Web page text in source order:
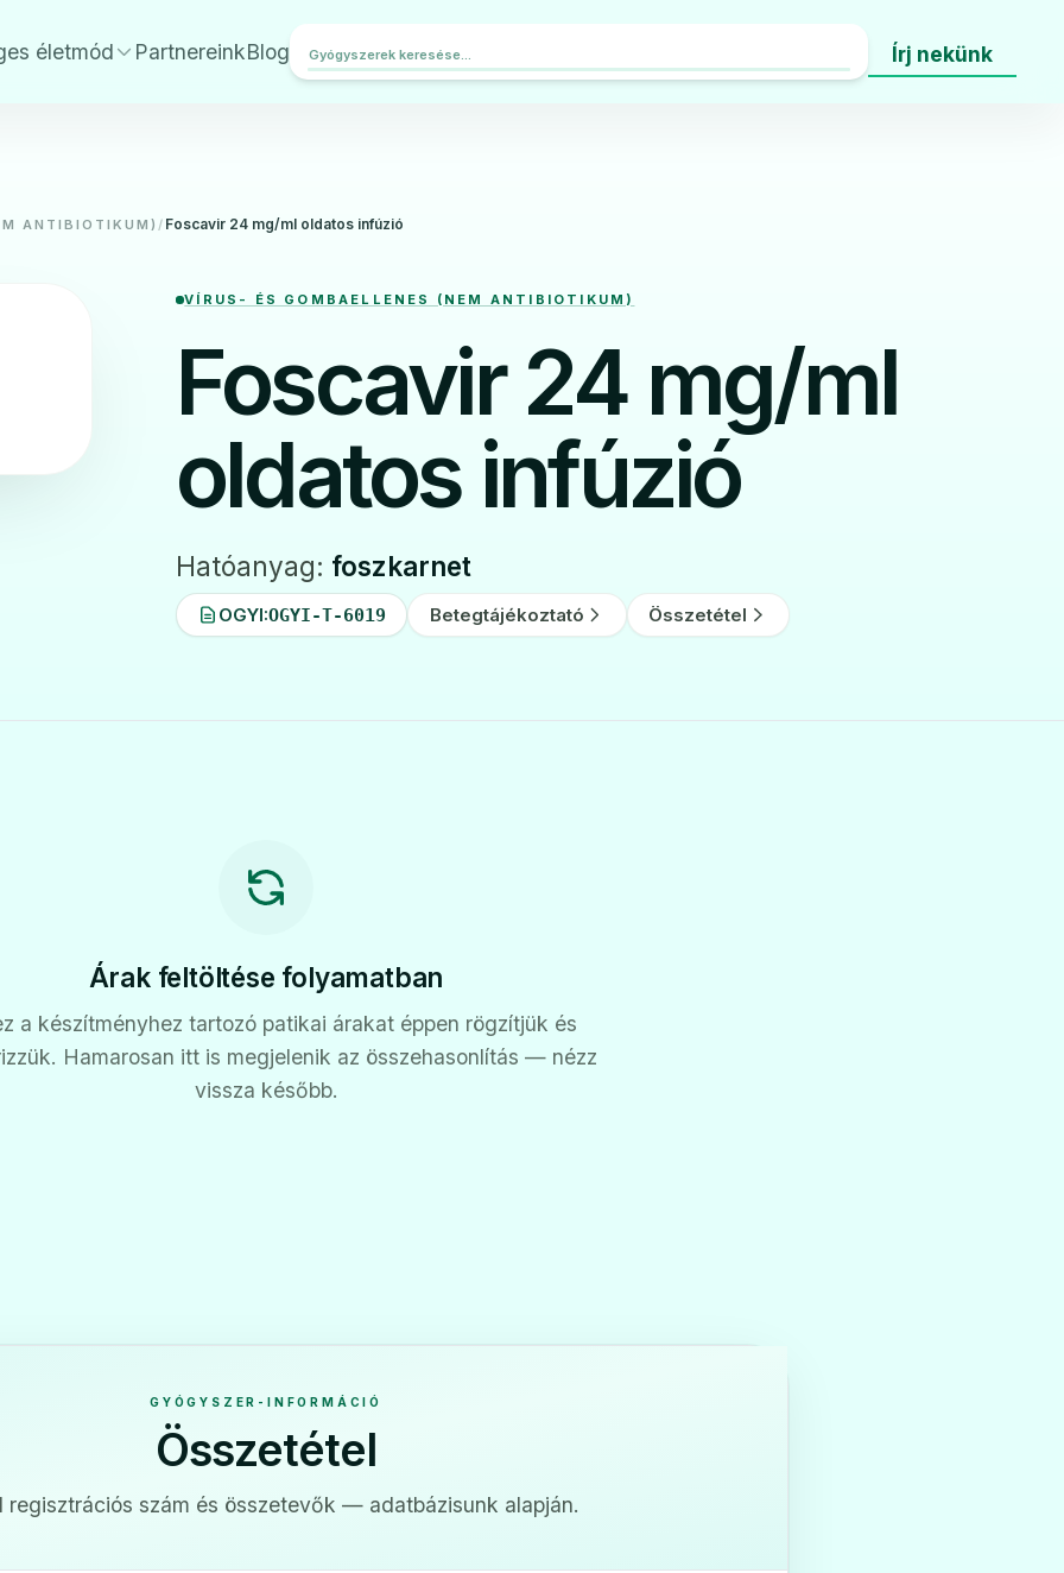
életmód PartnereinkBlog Írj nekünk
ANTIBIOTIKUM) / Foscavir 24 mg/ml oldatos infúzió
VÍRUS- ÉS GOMBAELLENES (NEM ANTIBIOTIKUM)
Foscavir 24 mg/ml
oldatos infúzió
Hatóanyag: foszkarnet
OGYI:OGYI-T-6019 Betegtájékoztató Összetétel
Árak feltöltése folyamatban
a készítményhez tartozó patikai árakat éppen rögzítjük és
Hamarosan itt is megjelenik az összehasonlítás — nézz
vissza később.
GYÓGYSZER-INFORMÁCIÓ
Összetétel
regisztrációs szám és összetevők — adatbázisunk alapján.